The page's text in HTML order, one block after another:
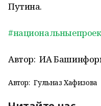
Путина.
Автор: ИА
Автор: Гульназ Хафизова